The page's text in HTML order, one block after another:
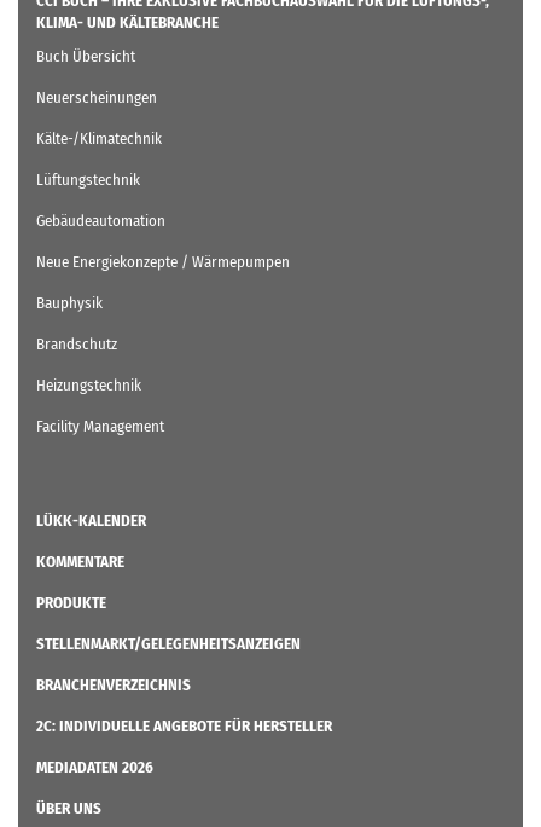
KLIMA- UND KÄLTEBRANCHE
Buch Übersicht
Neuerscheinungen
Kälte-/Klimatechnik
Lüftungstechnik
Gebäudeautomation
Neue Energiekonzepte / Wärmepumpen
Bauphysik
Brandschutz
Heizungstechnik
Facility Management
LÜKK-KALENDER
KOMMENTARE
PRODUKTE
STELLENMARKT/GELEGENHEITSANZEIGEN
BRANCHENVERZEICHNIS
2C: INDIVIDUELLE ANGEBOTE FÜR HERSTELLER
MEDIADATEN 2026
ÜBER UNS